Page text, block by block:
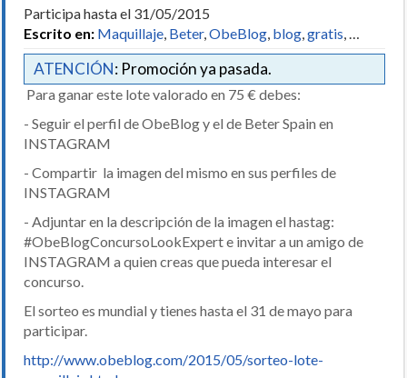
Participa hasta el 31/05/2015
Escrito en: Maquillaje Beter, ObeBlog blog gratis
ATENCIÓN: Promoción ya pasada.
Para ganar este lote valorado en 75 € debes:
- Seguir el perfil de ObeBlog y el de Beter Spain en
INSTAGRAM
- Compartir la imagen del mismo en sus perfiles de
INSTAGRAM
- Adjuntar en la descripción de la imagen el hastag:
#ObeBlogConcursoLookExpert e invitar a un amigo de
INSTAGRAM a quien creas que pueda interesar el
concurso.
El sorteo es mundial y tienes hasta el 31 de mayo para
participar.
http://www.obeblog.com/2015/05/sorteo-lote-